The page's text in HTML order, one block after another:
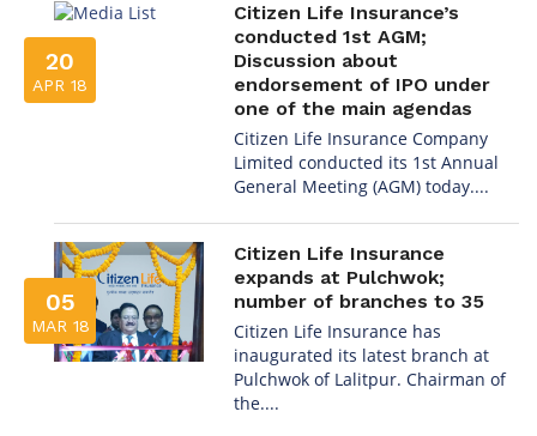
20
APR 18
Citizen Life Insurance’s
conducted 1st AGM;
Discussion about
endorsement of IPO under
one of the main agendas
Citizen Life Insurance Company
Limited conducted its 1st Annual
General Meeting (AGM) today....
05
MAR 18
Citizen Life Insurance
expands at Pulchwok;
number of branches to 35
Citizen Life Insurance has
inaugurated its latest branch at
Pulchwok of Lalitpur. Chairman of
the....